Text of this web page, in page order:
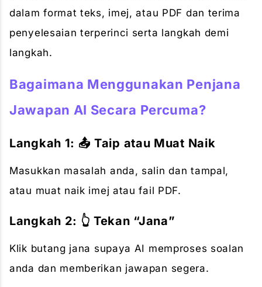
dalam format teks, imej, atau PDF dan terima
penyelesaian terperinci serta langkah demi
langkah.
Bagaimana Menggunakan Penjana
Jawapan AI Secara Percuma?
Langkah 1: 📤 Taip atau Muat Naik
Masukkan masalah anda, salin dan tampal,
atau muat naik imej atau fail PDF.
Langkah 2: 👆 Tekan “Jana”
Klik butang jana supaya AI memproses soalan
anda dan memberikan jawapan segera.